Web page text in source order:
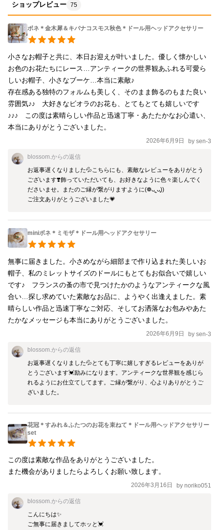
シーンにもオススメです インテリアとして飾っていただいても！
贈り物にも是非！ クリスマスラッピングも致しますのでお知らせ
くださいね 【花言葉】バラ 「愛」「美」 ・カラーによって違い
ココロがけていますので、いつまでも楽しめると思います 【サイ
ズ】全体の長さ：約8cm 横幅：最大約7.5cm 【材
料】：ローン・うす絹・ビロード・ペップ・ クラフトワ
イヤー・コサージュピン・細レースリボン
https://www.instagram.com/blossom.6/ ※こちらの商品はSOLD
OUTとなりましたので、展示の方へ移動ました。※
ショップレビュー 75
ボネ＊金木犀＆キバナコスモス秋色＊ドール用ヘッドアクセサリー
小さなお帽子と共に、本日お迎えが叶いました。優しく懐かしい
お色のお花たちにレース…アンティークの世界観あふれる可愛ら
しいお帽子、小さなブーケ…本当に素敵♪
存在感ある独特のフォルムも美しく、そのまま飾るのもまた良い
雰囲気♪♪　大好きなビオラのお花も、とてもとても嬉しいです
♪♪♪　この度は素晴らしい作品と迅速丁寧・あたたかなお心遣い、
本当にありがとうございました。
2026年6月9日 by sen-3
blossom.からの返信
お返事遅くなりました💦こちらにも、素敵なレビューをありがとう
ございます❣️飾っていただいても、お好きなように色々楽しんでく
ださいませ。またのご縁が繋がりますように(❁ᴗ͈ˬᴗ͈))
ご注文ありがとうございました💗
miniボネ＊ミモザ＊ドール用ヘッドアクセサリー
無事に届きました。小さめながら細部まで作り込まれた美しいお
帽子、私のミレットサイズのドールにもとてもお似合いで嬉しい
です♪　フランスの蚤の市で見つけたかのようなアンティークな風
合い…探し求めていた素敵なお品に、ようやく出逢えました。素
晴らしい作品と迅速丁寧なご対応、そしてお洒落なお包みやあた
たかなメッセージも本当にありがとうございました。
2026年6月9日 by sen-3
blossom.からの返信
お返事遅くなりました💦とても丁寧に嬉しすぎるレビューをありが
とうございます💓励みになります。アンティークな世界観を感じら
れるようにお仕立てしてます。ご縁が繋がり、心よりありがとうご
ざいました。
花冠＊すみれ＆ふたつのお花を束ねて＊ドール用ヘッドアクセサリー
set
この度は素敵な作品をありがとうございました。
また機会がありましたらよろしくお願い致します。
2026年3月16日 by noriko051
blossom.からの返信
こんにちは✨
ご無事に届きましてホッと💓‪